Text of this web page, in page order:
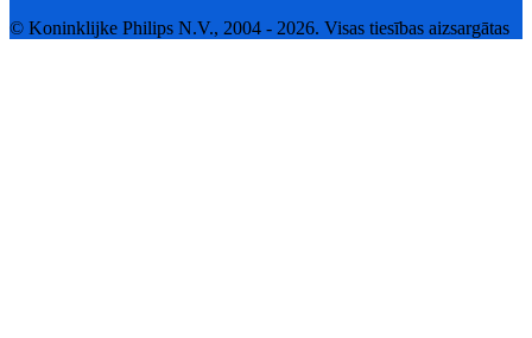
© Koninklijke Philips N.V., 2004 - 2026. Visas tiesības aizsargātas